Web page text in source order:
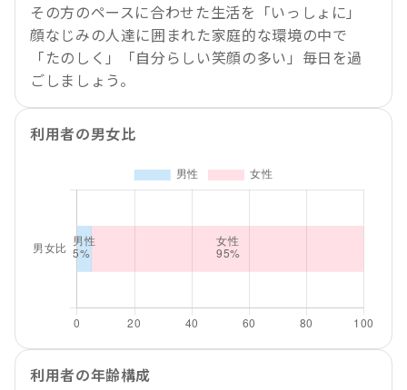
その方のペースに合わせた生活を「いっしょに」
顔なじみの人達に囲まれた家庭的な環境の中で
「たのしく」「自分らしい笑顔の多い」毎日を過
ごしましょう。
利用者の男女比
利用者の年齢構成